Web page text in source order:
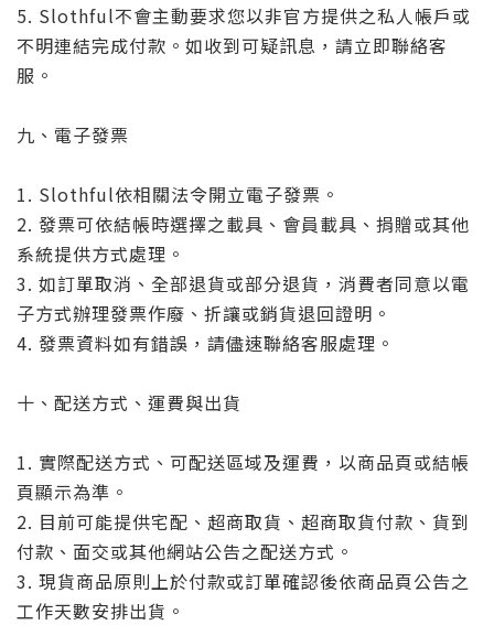
5. Slothful不會主動要求您以非官方提供之私人帳戶或
不明連結完成付款。如收到可疑訊息，請立即聯絡客
服。
九、電子發票
1. Slothful依相關法令開立電子發票。
2. 發票可依結帳時選擇之載具、會員載具、捐贈或其他
系統提供方式處理。
3. 如訂單取消、全部退貨或部分退貨，消費者同意以電
子方式辦理發票作廢、折讓或銷貨退回證明。
4. 發票資料如有錯誤，請儘速聯絡客服處理。
十、配送方式、運費與出貨
1. 實際配送方式、可配送區域及運費，以商品頁或結帳
頁顯示為準。
2. 目前可能提供宅配、超商取貨、超商取貨付款、貨到
付款、面交或其他網站公告之配送方式。
3. 現貨商品原則上於付款或訂單確認後依商品頁公告之
工作天數安排出貨。